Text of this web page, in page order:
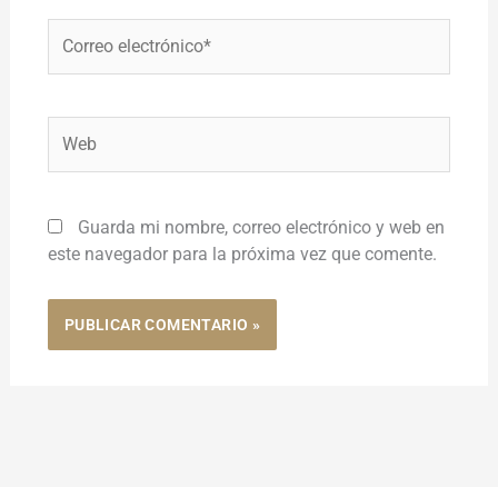
electrónico*
Guarda mi nombre, correo electrónico y web en
este navegador para la próxima vez que comente.